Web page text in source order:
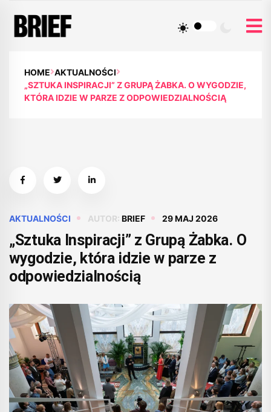
HOME AKTUALNOŚCI
„SZTUKA INSPIRACJI” Z GRUPĄ ŻABKA. O WYGODZIE,
KTÓRA IDZIE W PARZE Z ODPOWIEDZIALNOŚCIĄ
AKTUALNOŚCI AUTOR: BRIEF 29 MAJ 2026
„Sztuka Inspiracji” z Grupą Żabka. O
wygodzie, która idzie w parze z
odpowiedzialnością